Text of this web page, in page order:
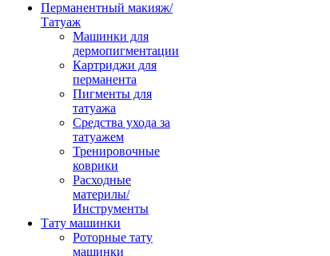
Перманентный макияж/
Татуаж
Машинки для
дермопигментации
Картриджи для
перманента
Пигменты для
татуажа
Средства ухода за
татуажем
Тренировочные
коврики
Расходные
материлы/
Инструменты
Тату машинки
Роторные тату
машинки